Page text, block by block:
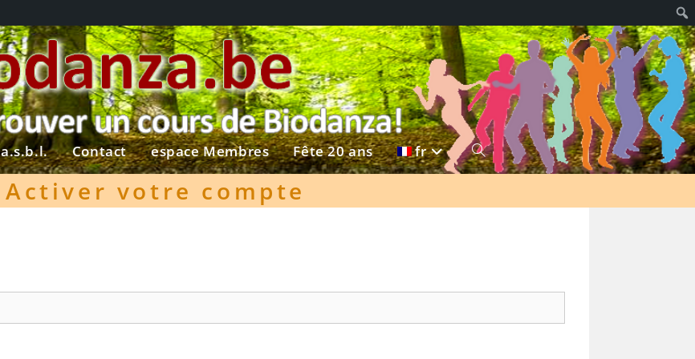
a.s.b.l. Contact espace Membres Fête 20 ans fr Toggle
Activer votre compte